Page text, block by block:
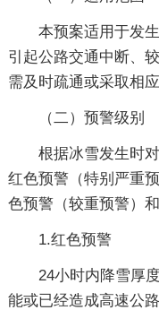
本预案适用于发
引起公路交通中断、
需及时疏通或采取相应
（二）预警级别
根据冰雪发生时
红色预警（特别严重
色预警（较重预警）
1.红色预警
24小时内降雪厚
能或已经造成高速公